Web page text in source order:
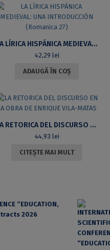
LA LÍRICA HISPÁNICA MEDIEVAL: UNA INTRODUCCIÓN (ROMANICA 27)
42,29 lei
ADAUGĂ ÎN COȘ
LA RETORICA DEL DISCURSO EN LA OBRA DE ENRIQUE VILA-MATAS
44,93 lei
CITEȘTE MAI MULT
“EDUCATION,
2026